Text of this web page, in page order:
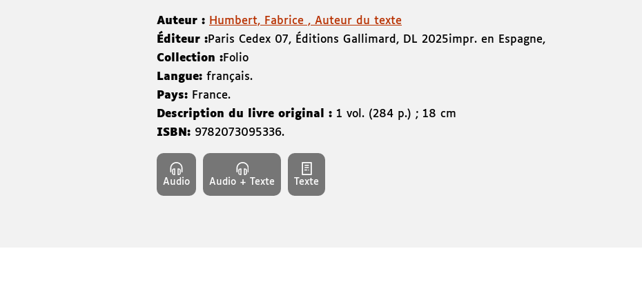
Auteur : Humbert, Fabrice , Auteur du texte
Éditeur :Paris Cedex 07, Éditions Gallimard , DL 2025impr. en Espagne,
Collection :Folio
Langue: français.
Pays: France.
Description du livre original : 1 vol. (284 p.) ; 18 cm
ISBN: 9782073095336.
Audio Audio + Texte Texte